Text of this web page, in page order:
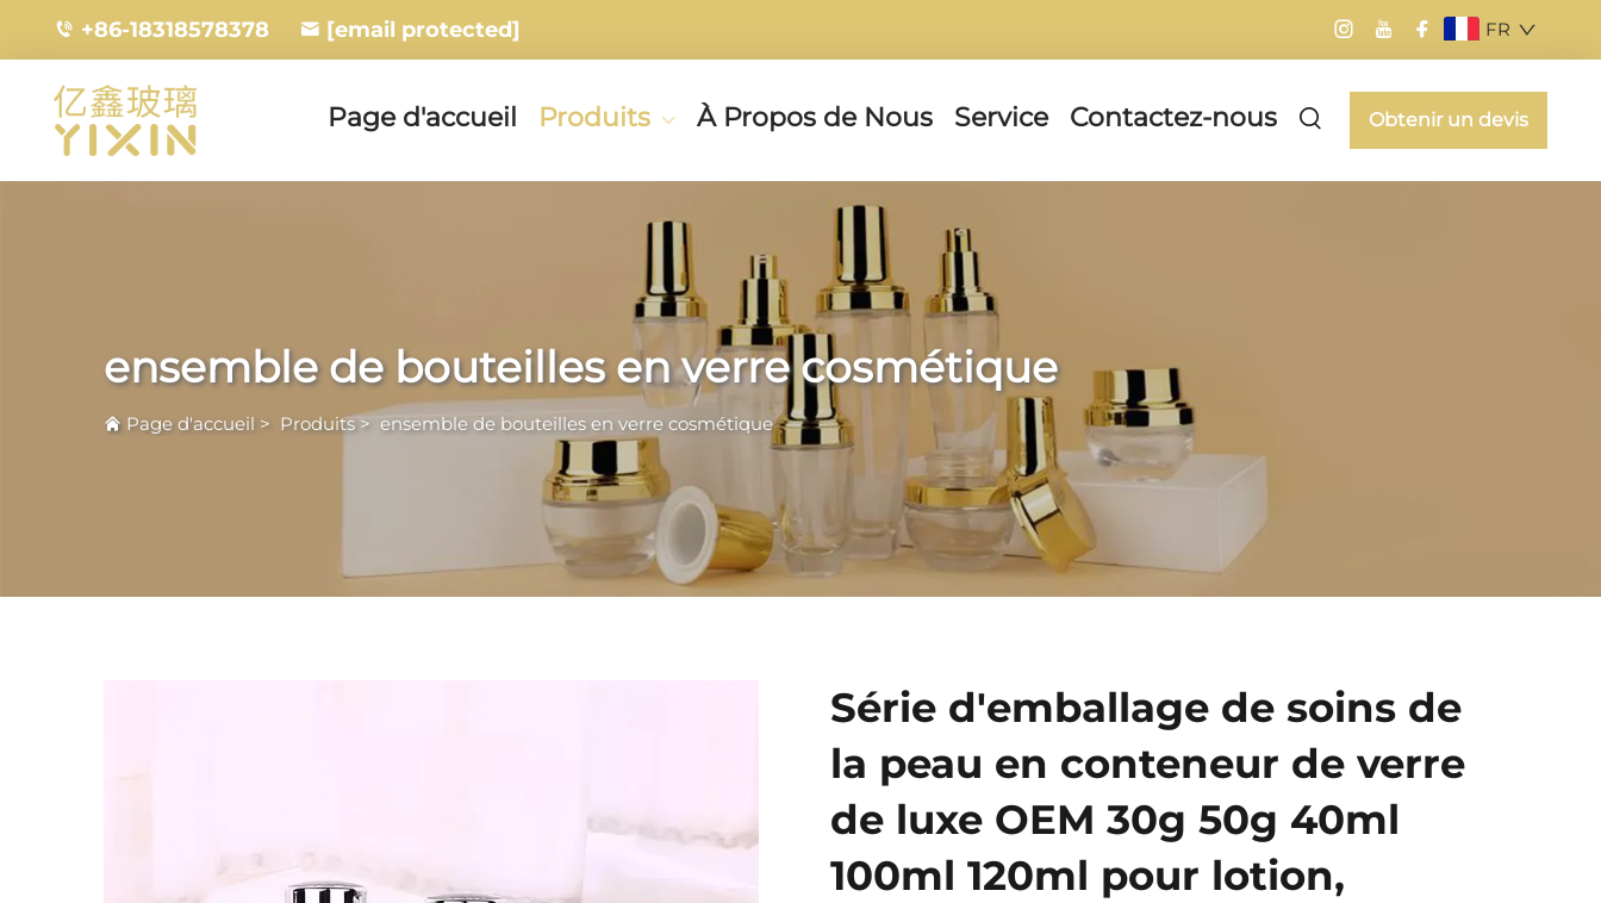
+86-18318578378 [email protected] FR
Page d'accueil Produits À Propos de Nous Service Contactez-nous Obtenir un devis
ensemble de bouteilles en verre cosmétique
Page d'accueil > Produits> ensemble de bouteilles en verre cosmétique
Série d'emballage de soins de
la peau en conteneur de verre
de luxe OEM 30g 50g 40ml
100ml 120ml pour lotion,